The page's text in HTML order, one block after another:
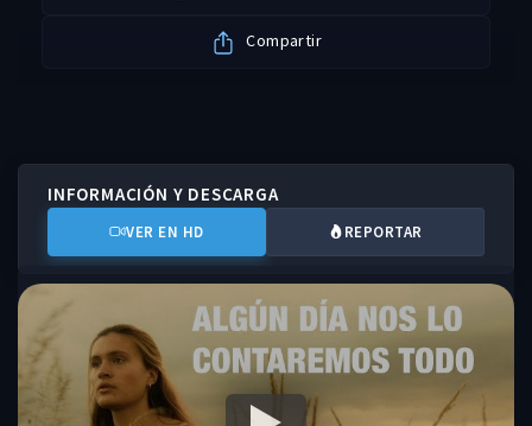
Compartir
INFORMACIÓN Y DESCARGA
VER EN HD REPORTAR